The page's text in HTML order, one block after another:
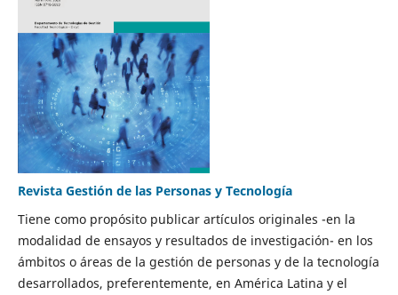
Revista Gestión de las Personas y Tecnología
Tiene como propósito publicar artículos originales -en la
modalidad de ensayos y resultados de investigación- en los
ámbitos o áreas de la gestión de personas y de la tecnología
desarrollados, preferentemente, en América Latina y el